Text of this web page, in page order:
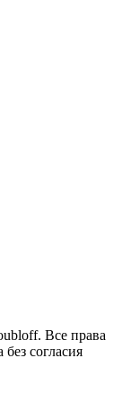
Все права
согласия